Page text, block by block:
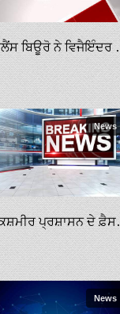
ਵਿਜੀਲੈਂਸ
News
ਜੰਮੂ-ਕਸ਼ਮੀਰ
News